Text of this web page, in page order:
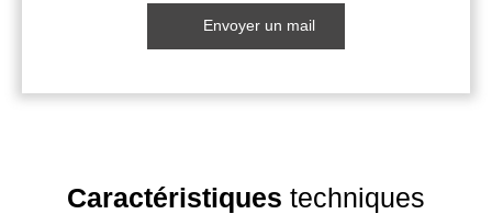
Envoyer un mail
Caractéristiques techniques